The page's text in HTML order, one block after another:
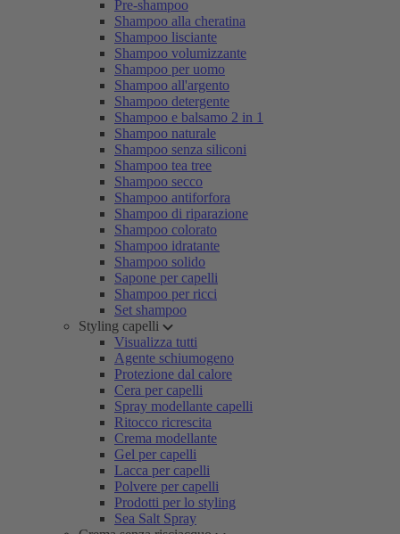
Pre-shampoo
Shampoo alla cheratina
Shampoo lisciante
Shampoo volumizzante
Shampoo per uomo
Shampoo all'argento
Shampoo detergente
Shampoo e balsamo 2 in 1
Shampoo naturale
Shampoo senza siliconi
Shampoo tea tree
Shampoo secco
Shampoo antiforfora
Shampoo di riparazione
Shampoo colorato
Shampoo idratante
Shampoo solido
Sapone per capelli
Shampoo per ricci
Set shampoo
Styling capelli
Visualizza tutti
Agente schiumogeno
Protezione dal calore
Cera per capelli
Spray modellante capelli
Ritocco ricrescita
Crema modellante
Gel per capelli
Lacca per capelli
Polvere per capelli
Prodotti per lo styling
Sea Salt Spray